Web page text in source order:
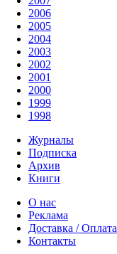
2006
2005
2004
2003
2002
2001
2000
1999
1998
Журналы
Подписка
Архив
Книги
О нас
Реклама
Доставка / Оплата
Контакты